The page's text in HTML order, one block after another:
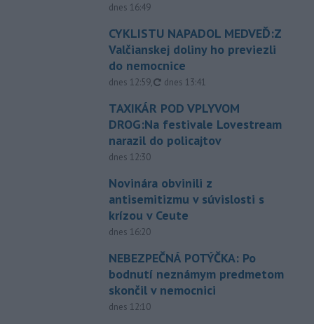
dnes 16:49
CYKLISTU NAPADOL MEDVEĎ:Z
Valčianskej doliny ho previezli
do nemocnice
dnes 12:59, aktualizované
dnes 13:41
TAXIKÁR POD VPLYVOM
DROG:Na festivale Lovestream
narazil do policajtov
dnes 12:30
Novinára obvinili z
antisemitizmu v súvislosti s
krízou v Ceute
dnes 16:20
NEBEZPEČNÁ POTÝČKA: Po
bodnutí neznámym predmetom
skončil v nemocnici
dnes 12:10